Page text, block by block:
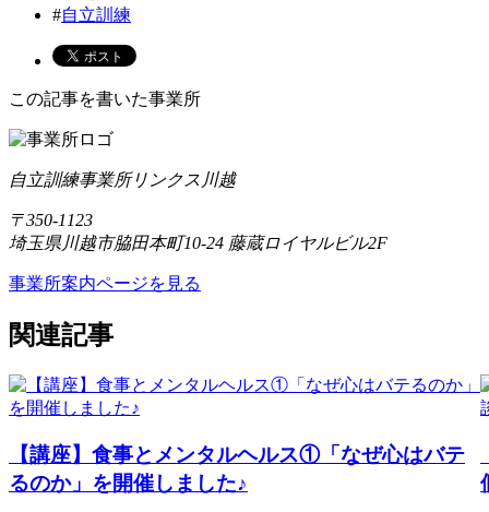
#自立訓練
この記事を書いた事業所
自立訓練事業所リンクス川越
〒350-1123
埼玉県川越市脇田本町10-24 藤蔵ロイヤルビル2F
事業所案内ページを見る
関連記事
【講座】食事とメンタルヘルス①「なぜ心はバテ
るのか」を開催しました♪